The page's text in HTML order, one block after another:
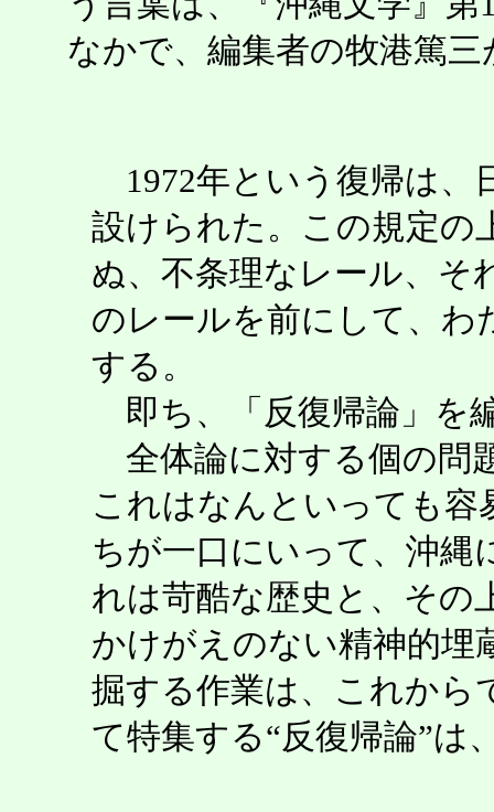
なかで、編集者の牧港篤
1972年という復帰は、
設けられた。この規定の
ぬ、不条理なレール、そ
のレールを前にして、わ
する。
即ち、「反復帰論」を
全体論に対する個の問
これはなんといっても
ちが一口にいって、沖縄
れは苛酷な歴史と、その
かけがえのない精神的埋
掘する作業は、これから
て特集する“反復帰論”